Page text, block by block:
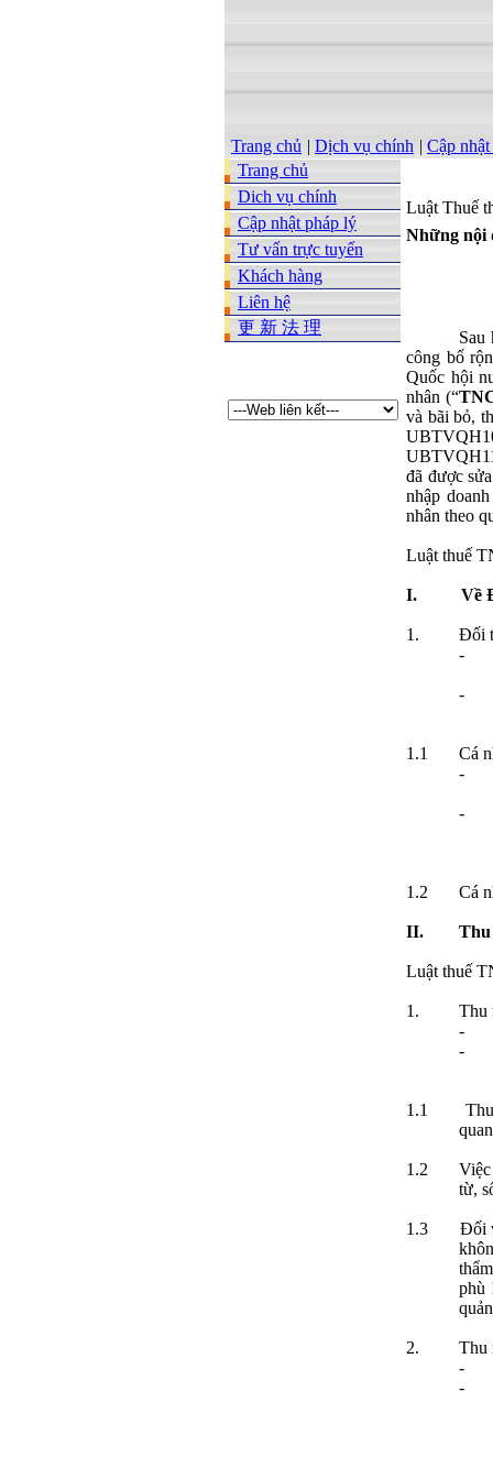
Trang chủ | Dịch vụ chính | Cập
Trang chủ
Dich vụ chính
Cập nhật pháp lý
Tư vấn trực tuyến
Khách hàng
Liên hệ
更 新 法 理
Luật Thuế
Những nội
Sau
công bố
Quốc hội
nhân (“
và bãi bỏ,
đã được
nhập
nhân theo
Luật thuế
I. Về
1.
Đối
-
-
1.1 Cá
-
-
1.2 Cá
II. Thu
Luật thuế
1.
Thu
-
-
1.1
1.2
từ,
1.3
Đối
phù
2.
Thu
-
-